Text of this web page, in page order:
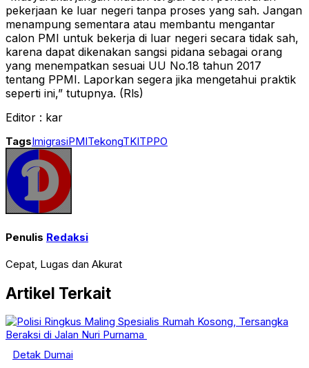
pekerjaan ke luar negeri tanpa proses yang sah. Jangan
menampung sementara atau membantu mengantar
calon PMI untuk bekerja di luar negeri secara tidak sah,
karena dapat dikenakan sangsi pidana sebagai orang
yang menempatkan sesuai UU No.18 tahun 2017
tentang PPMI. Laporkan segera jika mengetahui praktik
seperti ini,” tutupnya. (Rls)
Editor : kar
TagsImigrasiPMITekongTKITPPO
Penulis Redaksi
Cepat, Lugas dan Akurat
Artikel Terkait
Detak Dumai